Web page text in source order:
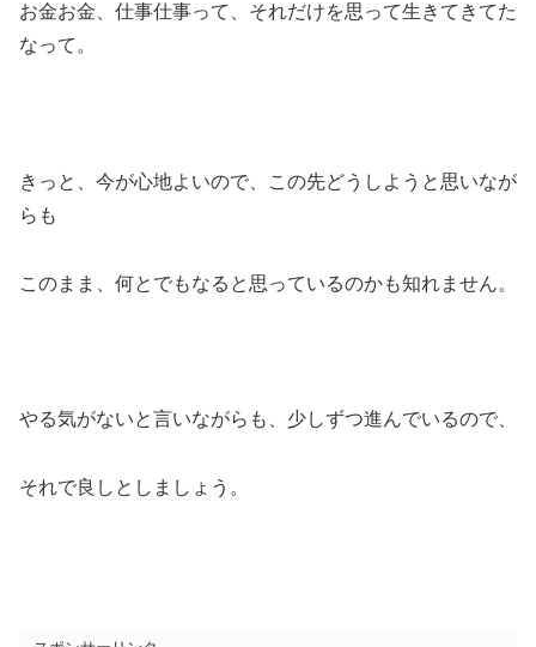
お金お金、仕事仕事って、それだけを思って生きてきてた
なって。
きっと、今が心地よいので、この先どうしようと思いなが
らも
このまま、何とでもなると思っているのかも知れません。
やる気がないと言いながらも、少しずつ進んでいるので、
それで良しとしましょう。